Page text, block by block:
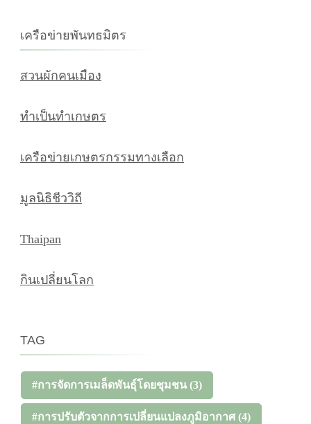
เครือข่ายพันทธมิตร
สวนผักคนเมือง
ทำเป็นทำเกษตร
เครือข่ายเกษตรกรรมทางเลือก
มูลนิธิชีววิถี
Thaipan
กินเปลี่ยนโลก
TAG
#การจัดการเมล็ดพันธุ์โดยชุมชน (3)
#การปรับตัวจากการเปลี่ยนแปลงภูมิอากาศ(4)